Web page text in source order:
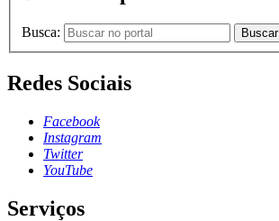
Busca: Buscar
Redes Sociais
Facebook
Instagram
Twitter
YouTube
Serviços